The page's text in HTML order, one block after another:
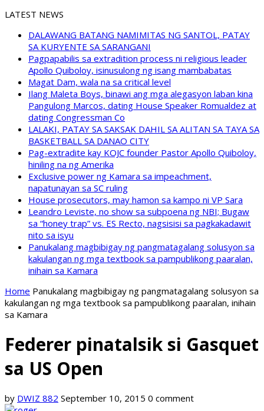
LATEST NEWS
DALAWANG BATANG NAMIMITAS NG SANTOL, PATAY
SA KURYENTE SA SARANGANI
Pagpapabilis sa extradition process ni religious leader
Apollo Quiboloy, isinusulong ng isang mambabatas
Magat Dam, wala na sa critical level
Ilang Maleta Boys, binawi ang mga alegasyon laban kina
Pangulong Marcos, dating House Speaker Romualdez at
dating Congressman Co
LALAKI, PATAY SA SAKSAK DAHIL SA ALITAN SA TAYA SA
BASKETBALL SA DANAO CITY
Pag-extradite kay KOJC founder Pastor Apollo Quiboloy,
hiniling na ng Amerika
Exclusive power ng Kamara sa impeachment,
napatunayan sa SC ruling
House prosecutors, may hamon sa kampo ni VP Sara
Leandro Leviste, no show sa subpoena ng NBI; Bugaw
sa “honey trap” vs. ES Recto, nagsisisi sa pagkakadawit
nito sa isyu
Panukalang magbibigay ng pangmatagalang solusyon sa
kakulangan ng mga textbook sa pampublikong paaralan,
inihain sa Kamara
Home Panukalang magbibigay ng pangmatagalang solusyon sa
kakulangan ng mga textbook sa pampublikong paaralan, inihain
sa Kamara
Federer pinatalsik si Gasquet
sa US Open
by DWIZ 882 September 10, 2015 0 comment